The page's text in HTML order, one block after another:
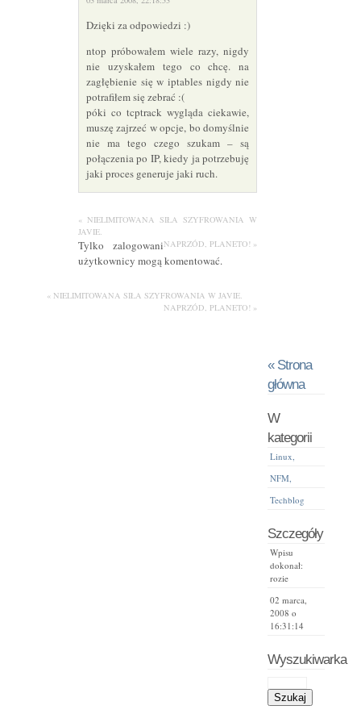
Dzięki za odpowiedzi :)
ntop próbowałem wiele razy, nigdy
nie uzyskałem tego co chcę. na
zagłębienie się w iptables nigdy nie
potrafiłem się zebrać :(
póki co tcptrack wygląda ciekawie,
muszę zajrzeć w opcje, bo domyślnie
nie ma tego czego szukam – są
połączenia po IP, kiedy ja potrzebuję
jaki proces generuje jaki ruch.
« NIELIMITOWANA SIŁA SZYFROWANIA W
JAVIE.
NAPRZÓD, PLANETO! »
Tylko zalogowani
użytkownicy mogą komentować.
« NIELIMITOWANA SIŁA SZYFROWANIA W JAVIE.
NAPRZÓD, PLANETO! »
« Strona
główna
W
kategorii
Linux,
NFM,
Techblog
Szczegóły
Wpisu
dokonał:
rozie
02 marca,
2008 o
16:31:14
Wyszukiwarka